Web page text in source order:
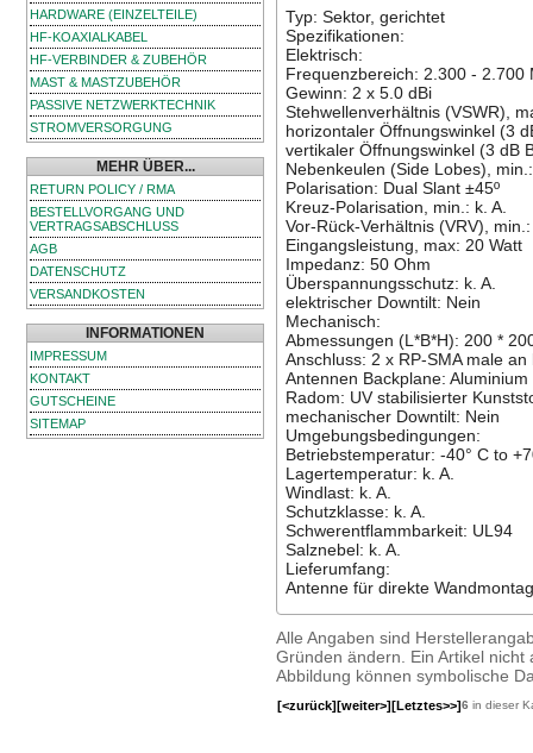
HARDWARE (EINZELTEILE)
HF-KOAXIALKABEL
HF-VERBINDER & ZUBEHÖR
MAST & MASTZUBEHÖR
PASSIVE NETZWERKTECHNIK
STROMVERSORGUNG
MEHR ÜBER...
RETURN POLICY / RMA
BESTELLVORGANG UND
VERTRAGSABSCHLUSS
AGB
DATENSCHUTZ
VERSANDKOSTEN
INFORMATIONEN
IMPRESSUM
KONTAKT
GUTSCHEINE
SITEMAP
Typ: Sektor, gerichtet
Spezifikationen:
Elektrisch:
Frequenzbereich: 2.300 - 2.700
Gewinn: 2 x 5.0 dBi
Stehwellenverhältnis (VSWR),
horizontaler Öffnungswinkel (3
vertikaler Öffnungswinkel (3 dB
Nebenkeulen (Side Lobes),
Polarisation: Dual Slant ±45º
Kreuz-Polarisation, min.: k. A.
Vor-Rück-Verhältnis (VRV), min.:
Eingangsleistung, max: 20 Watt
Impedanz: 50 Ohm
Überspannungsschutz: k. A.
elektrischer Downtilt: Nein
Mechanisch:
Abmessungen (L*B*H): 200 *
Anschluss: 2 x RP-SMA male an
Antennen Backplane: Aluminium
Radom: UV stabilisierter
mechanischer Downtilt: Nein
Umgebungsbedingungen:
Betriebstemperatur: -40° C to
Lagertemperatur: k. A.
Windlast: k. A.
Schutzklasse: k. A.
Schwerentflammbarkeit: UL94
Salznebel: k. A.
Lieferumfang:
Antenne für direkte
Alle Angaben sind
Gründen ändern. Ein Artikel
Abbildung können symbolische
[<zurück][weiter>][Letztes>>]6 in dieser